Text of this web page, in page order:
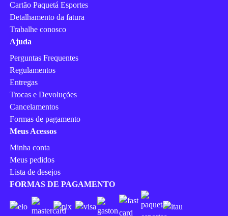
Cartão Paquetá Esportes
Detalhamento da fatura
Trabalhe conosco
Ajuda
Perguntas Frequentes
Regulamentos
Entregas
Trocas e Devoluções
Cancelamentos
Formas de pagamento
Meus Acessos
Minha conta
Meus pedidos
Lista de desejos
FORMAS DE PAGAMENTO